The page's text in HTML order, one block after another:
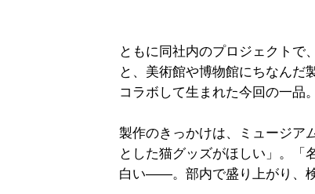
ともに同社内のプロジェクトで
と、美術館や博物館にちなんだ
コラボして生まれた今回の一品
製作のきっかけは、ミュージア
とした猫グッズがほしい」。「
白い――。部内で盛り上がり、